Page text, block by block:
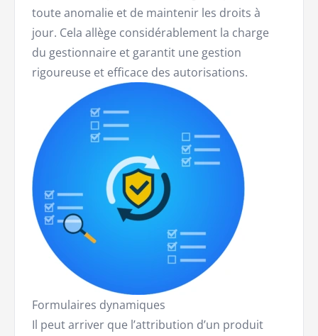
toute anomalie et de maintenir les droits à
jour. Cela allège considérablement la charge
du gestionnaire et garantit une gestion
rigoureuse et efficace des autorisations.
Formulaires dynamiques
Il peut arriver que l’attribution d’un produit